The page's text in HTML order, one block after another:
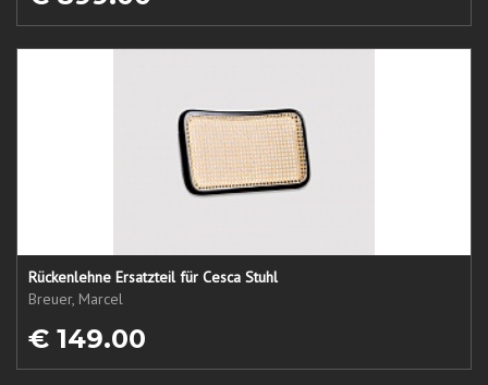
Rückenlehne Ersatzteil für Cesca Stuhl
Breuer, Marcel
€ 149.00